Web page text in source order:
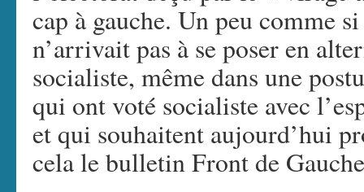
cap à gauche. Un peu comme
n’arrivait pas à se poser en
socialiste, même dans une
qui ont voté socialiste avec
et qui souhaitent aujourd’hui
cela le bulletin Front de